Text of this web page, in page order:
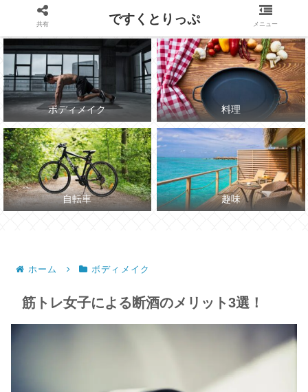
～7月にチャリで海に行かれる体づくり～
ボディメイク 料理
自転車 趣味
ホーム ボディメイク
筋トレ女子による断酒のメリット3選！
共有 ですくとりっぷ メニュー